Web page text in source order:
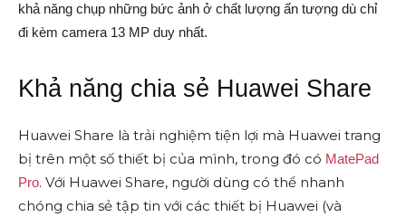
khả năng chụp những bức ảnh ở chất lượng ấn tượng dù chỉ
đi kèm camera 13 MP duy nhất.
Khả năng chia sẻ Huawei Share
Huawei Share là trải nghiệm tiện lợi mà Huawei trang
bị trên một số thiết bị của mình, trong đó có MatePad
Pro. Với Huawei Share, người dùng có thể nhanh
chóng chia sẻ tập tin với các thiết bị Huawei (và